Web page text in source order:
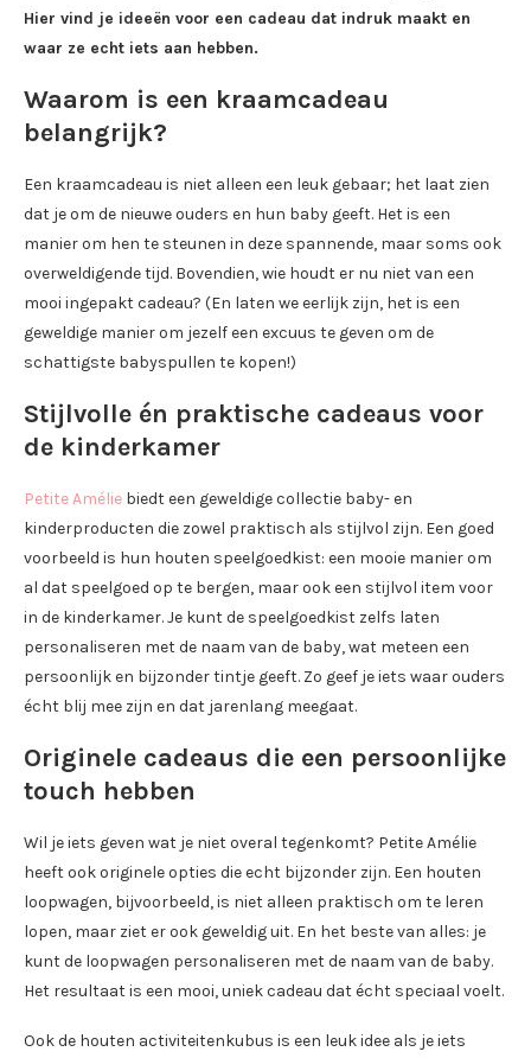
Hier vind je ideeën voor een cadeau dat indruk maakt en
waar ze echt iets aan hebben.
Waarom is een kraamcadeau
belangrijk?
Een kraamcadeau is niet alleen een leuk gebaar; het laat zien
dat je om de nieuwe ouders en hun baby geeft. Het is een
manier om hen te steunen in deze spannende, maar soms ook
overweldigende tijd. Bovendien, wie houdt er nu niet van een
mooi ingepakt cadeau? (En laten we eerlijk zijn, het is een
geweldige manier om jezelf een excuus te geven om de
schattigste babyspullen te kopen!)
Stijlvolle én praktische cadeaus voor
de kinderkamer
Petite Amélie biedt een geweldige collectie baby- en
kinderproducten die zowel praktisch als stijlvol zijn. Een goed
voorbeeld is hun houten speelgoedkist: een mooie manier om
al dat speelgoed op te bergen, maar ook een stijlvol item voor
in de kinderkamer. Je kunt de speelgoedkist zelfs laten
personaliseren met de naam van de baby, wat meteen een
persoonlijk en bijzonder tintje geeft. Zo geef je iets waar ouders
écht blij mee zijn en dat jarenlang meegaat.
Originele cadeaus die een persoonlijke
touch hebben
Wil je iets geven wat je niet overal tegenkomt? Petite Amélie
heeft ook originele opties die echt bijzonder zijn. Een houten
loopwagen, bijvoorbeeld, is niet alleen praktisch om te leren
lopen, maar ziet er ook geweldig uit. En het beste van alles: je
kunt de loopwagen personaliseren met de naam van de baby.
Het resultaat is een mooi, uniek cadeau dat écht speciaal voelt.
Ook de houten activiteitenkubus is een leuk idee als je iets